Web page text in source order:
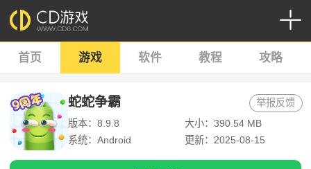
首页 游戏 软件 教程 攻略
蛇蛇争霸
版本：8.9.8
大小：390.54 MB
系统：Android
更新：2025-08-15
举报反馈